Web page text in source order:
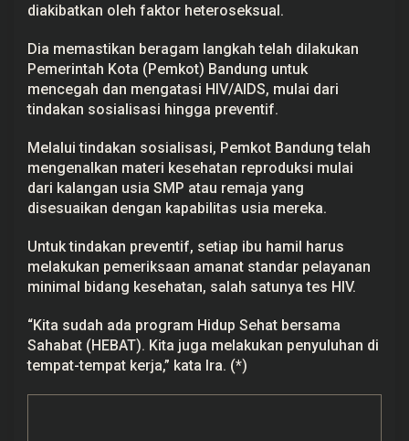
diakibatkan oleh faktor heteroseksual.
Dia memastikan beragam langkah telah dilakukan
Pemerintah Kota (Pemkot) Bandung untuk
mencegah dan mengatasi HIV/AIDS, mulai dari
tindakan sosialisasi hingga preventif.
Melalui tindakan sosialisasi, Pemkot Bandung telah
mengenalkan materi kesehatan reproduksi mulai
dari kalangan usia SMP atau remaja yang
disesuaikan dengan kapabilitas usia mereka.
Untuk tindakan preventif, setiap ibu hamil harus
melakukan pemeriksaan amanat standar pelayanan
minimal bidang kesehatan, salah satunya tes HIV.
“Kita sudah ada program Hidup Sehat bersama
Sahabat (HEBAT). Kita juga melakukan penyuluhan di
tempat-tempat kerja,” kata Ira. (*)